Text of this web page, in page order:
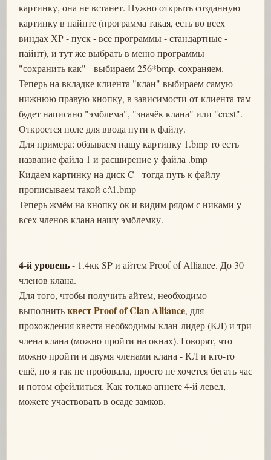
картинку, она не встанет. Нужно открыть созданную
картинку в пайнте (программа такая, есть во всех
виндах ХР - пуск - все программы - стандартные -
пайнт), и тут же выбрать в меню программы
"сохранить как" - выбираем 256*bmp, сохраняем.
Теперь на вкладке клиента "клан" выбираем самую
нижнюю правую кнопку, в зависимости от клиента там
будет написано "эмблема", "значёк клана" или "crest".
Откроется поле для ввода пути к файлу.
Для примера: обзываем нашу картинку 1.bmp то есть
название файла 1 и расширение у файла .bmp
Кидаем картинку на диск C - тогда путь к файлу
прописываем такой c:\1.bmp
Теперь жмём на кнопку ок и видим рядом с никами у
всех членов клана нашу эмблемку.
4-й уровень- 1.4кк SP и айтем Proof of Alliance. До 30
членов клана.
Для того, чтобы получить айтем, необходимо
выполнитьквест Proof of Clan Alliance, для
прохождения квеста необходимы клан-лидер (КЛ) и три
члена клана (можно пройти на окнах). Говорят, что
можно пройти и двумя членами клана - КЛ и кто-то
ещё, но я так не пробовала, просто не хочется бегать час
и потом сфейлиться. Как только апнете 4-й левел,
можете участвовать в осаде замков.